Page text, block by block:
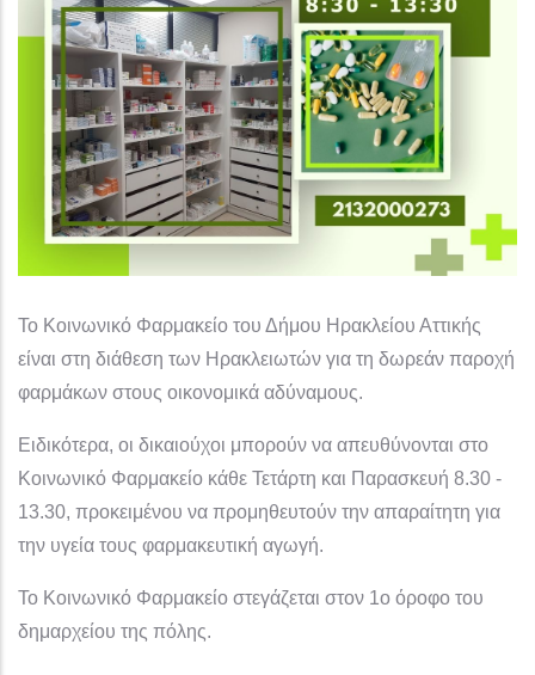
Το Κοινωνικό Φαρμακείο του Δήμου Ηρακλείου Αττικής
είναι στη διάθεση των Ηρακλειωτών για τη δωρεάν παροχή
φαρμάκων στους οικονομικά αδύναμους.
Ειδικότερα, οι δικαιούχοι μπορούν να απευθύνονται στο
Κοινωνικό Φαρμακείο κάθε Τετάρτη και Παρασκευή 8.30 -
13.30, προκειμένου να προμηθευτούν την απαραίτητη για
την υγεία τους φαρμακευτική αγωγή.
Το Κοινωνικό Φαρμακείο στεγάζεται στον 1ο όροφο του
δημαρχείου της πόλης.